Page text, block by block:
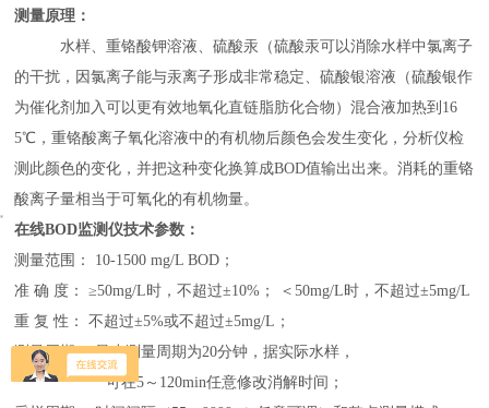
测量原理：
水样、重铬酸钾溶液、硫酸汞（硫酸汞可以消除水样中氯离子
的干扰，因氯离子能与汞离子形成非常稳定、硫酸银溶液（硫酸银作
为催化剂加入可以更有效地氧化直链脂肪化合物）混合液加热到16
5℃，重铬酸离子氧化溶液中的有机物后颜色会发生变化，分析仪检
测此颜色的变化，并把这种变化换算成BOD值输出出来。消耗的重铬
酸离子量相当于可氧化的有机物量。
在线BOD监测仪技术参数：
测量范围：
10-1500 mg/L BOD ；
准 确 度： ≥50mg/L时，不超过±10% ； ＜50mg/L时，不超过±5mg/L
重 复 性： 不超过±5%或不超过±5mg/L ；
测量周期： 最小测量周期为20分钟，据实际水样，
可在5 ～ 120min任意修改消解时间；